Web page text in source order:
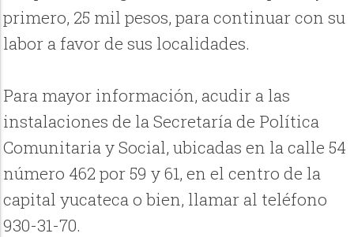
primero, 25 mil pesos, para continuar con su
labor a favor de sus localidades.
Para mayor información, acudir a las
instalaciones de la Secretaría de Política
Comunitaria y Social, ubicadas en la calle 54
número 462 por 59 y 61, en el centro de la
capital yucateca o bien, llamar al teléfono
930-31-70.